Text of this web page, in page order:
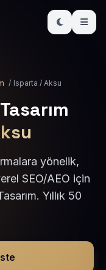
/ Isparta / Aksu
yönelik,
SEO/AEO için
Yıllık 50